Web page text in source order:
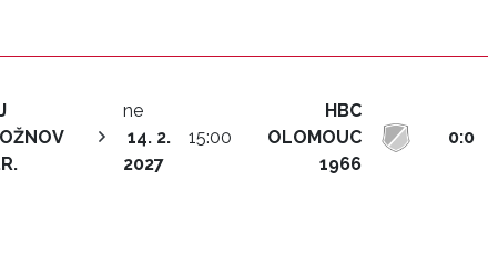
ne
14. 2.
2027
15:00
HBC
OLOMOUC
1966
0:0